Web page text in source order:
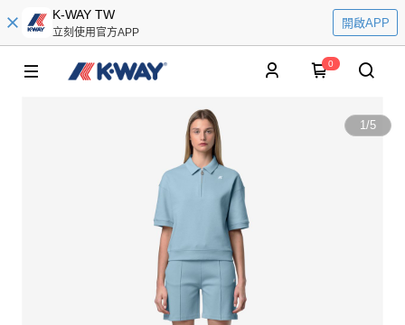
K-WAY TW
立刻使用官方APP
開啟APP
0
1/5